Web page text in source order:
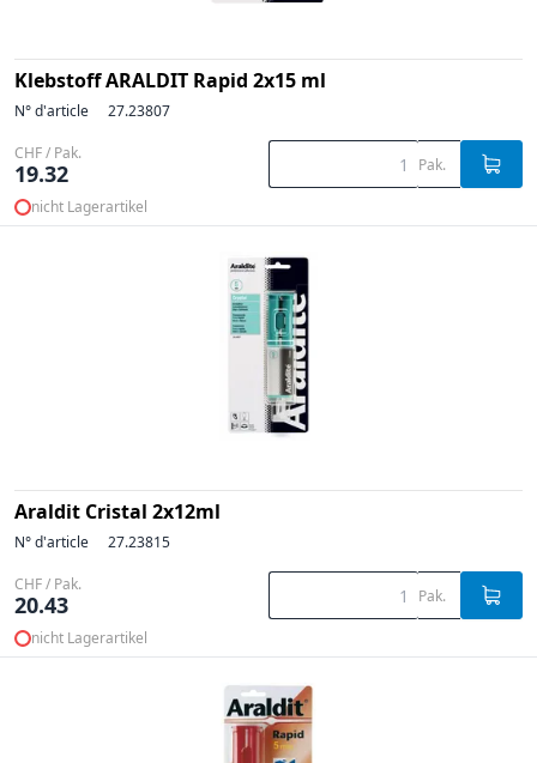
Klebstoff ARALDIT Rapid 2x15 ml
N° d'article 27.23807
CHF / Pak.
19.32 Pak.
nicht Lagerartikel
Araldit Cristal 2x12ml
N° d'article 27.23815
CHF / Pak.
20.43 Pak.
nicht Lagerartikel